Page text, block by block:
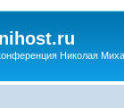
Николая